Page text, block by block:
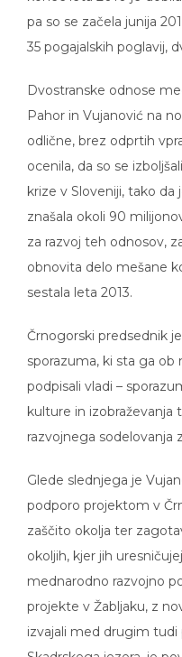
pa so se začela junija
35 pogajalskih poglavij,
Pahor in Vujanović na
odlične, brez odprtih
ocenila, da so se
krize v Sloveniji, tako
znašala okoli 90
za razvoj teh odnosov,
obnovita delo mešane
sporazuma, ki sta ga
podpisali vladi –
kulture in izobraževanja
razvojnega sodelovanja
podporo projektom v
zaščito okolja ter
okoljih, kjer jih
mednarodno razvojno
projekte v Žabljaku, z
izvajali med drugim tudi
Skadrskega jezera, je